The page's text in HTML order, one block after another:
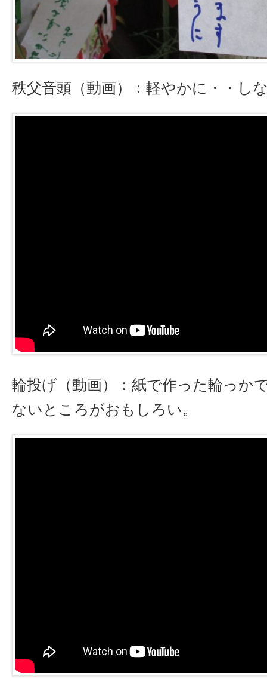
秩父音頭（動画）：軽やかに・・し
輪投げ（動画）：紙で作った輪っか
ないところがおもしろい。